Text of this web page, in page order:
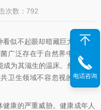
次数：792
似不起眼却暗藏巨大威胁的
广泛存在于自然界中，从土
为其滋生的温床。然而，正
卫生领域不容忽视的隐形杀
康的严重威胁。健康成年人
电话咨询